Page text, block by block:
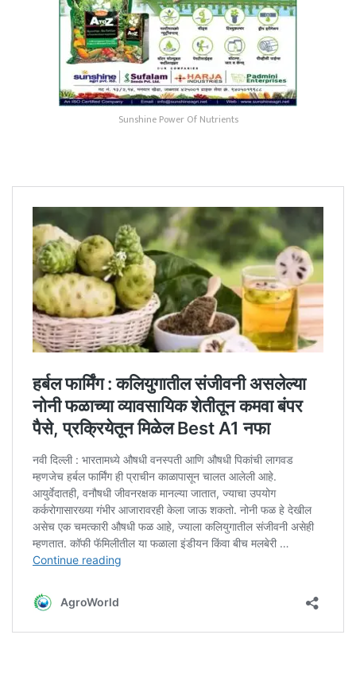
Sunshine Power Of Nutrients